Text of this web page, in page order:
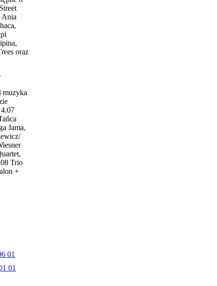
Ania
oraz
muzyka
Jama,
Trio
+